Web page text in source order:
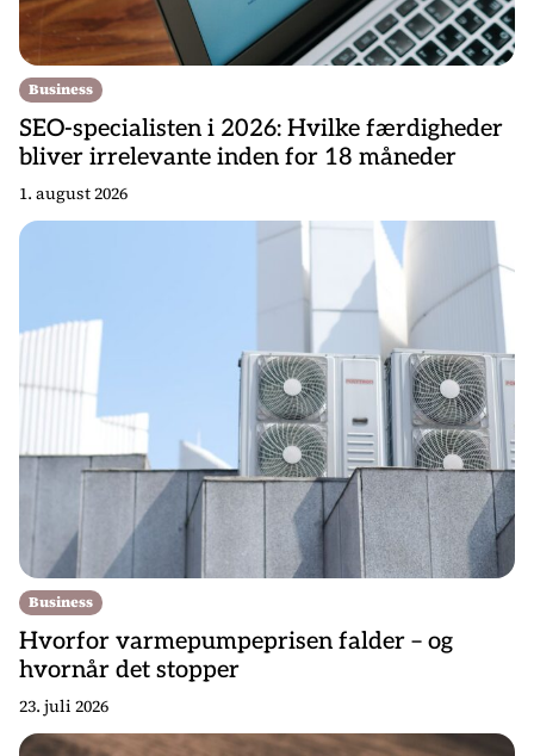
Business
SEO-specialisten i 2026: Hvilke færdigheder
bliver irrelevante inden for 18 måneder
1. august 2026
Business
Hvorfor varmepumpeprisen falder – og
hvornår det stopper
23. juli 2026